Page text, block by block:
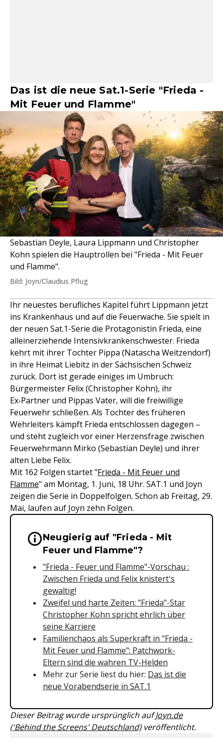
Das ist die neue Sat.1-Serie "Frieda -
Mit Feuer und Flamme"
Sebastian Deyle, Laura Lippmann und Christopher
Kohn spielen die Hauptrollen bei "Frieda - Mit Feuer
und Flamme".
Bild: Joyn/Claudius Pflug
Ihr neuestes berufliches Kapitel führt Lippmann jetzt
ins Krankenhaus und auf die Feuerwache. Sie spielt in
der neuen Sat.1-Serie die Protagonistin Frieda, eine
alleinerziehende Intensivkrankenschwester. Frieda
kehrt mit ihrer Tochter Pippa (Natascha Weitzendorf)
in ihre Heimat Liebitz in der Sächsischen Schweiz
zurück. Dort ist gerade einiges im Umbruch:
Bürgermeister Felix (Christopher Kohn), ihr
Ex‑Partner und Pippas Vater, will die freiwillige
Feuerwehr schließen. Als Tochter des früheren
Wehrleiters kämpft Frieda entschlossen dagegen –
und steht zugleich vor einer Herzensfrage zwischen
Feuerwehrmann Mirko (Sebastian Deyle) und ihrer
alten Liebe Felix.
Mit 162 Folgen startet "Frieda - Mit Feuer und
Flamme" am Montag, 1. Juni, 18 Uhr. SAT.1 und Joyn
zeigen die Serie in Doppelfolgen. Schon ab Freitag, 29.
Mai, laufen auf Joyn zehn Folgen.
Wichtige Hinweise &
Neugierig auf "Frieda - Mit
Feuer und Flamme"?
"Frieda - Feuer und Flamme"-Vorschau :
Zwischen Frieda und Felix knistert's
gewaltig!
Zweifel und harte Zeiten: "Frieda"-Star
Christopher Kohn spricht ehrlich über
seine Karriere
Familienchaos als Superkraft in "Frieda -
Mit Feuer und Flamme": Patchwork-
Eltern sind die wahren TV-Helden
Mehr zur Serie liest du hier: Das ist die
neue Vorabendserie in SAT.1
Dieser Beitrag wurde ursprünglich aufJoyn.de
('Behind the Screens' Deutschland)veröffentlicht.